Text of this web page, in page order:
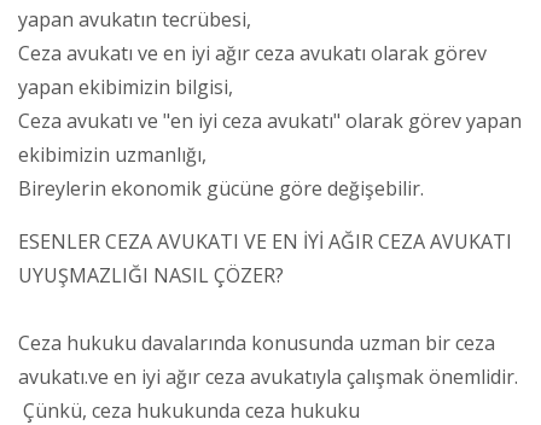
yapan avukatın tecrübesi,
Ceza avukatı ve en iyi ağır ceza avukatı olarak görev
yapan ekibimizin bilgisi,
Ceza avukatı ve "en iyi ceza avukatı" olarak görev yapan
ekibimizin uzmanlığı,
Bireylerin ekonomik gücüne göre değişebilir.
ESENLER CEZA AVUKATI VE EN İYİ AĞIR CEZA AVUKATI
UYUŞMAZLIĞI NASIL ÇÖZER?
Ceza hukuku davalarında konusunda uzman bir ceza
avukatı.ve en iyi ağır ceza avukatıyla çalışmak önemlidir.
Çünkü, ceza hukukunda ceza hukuku